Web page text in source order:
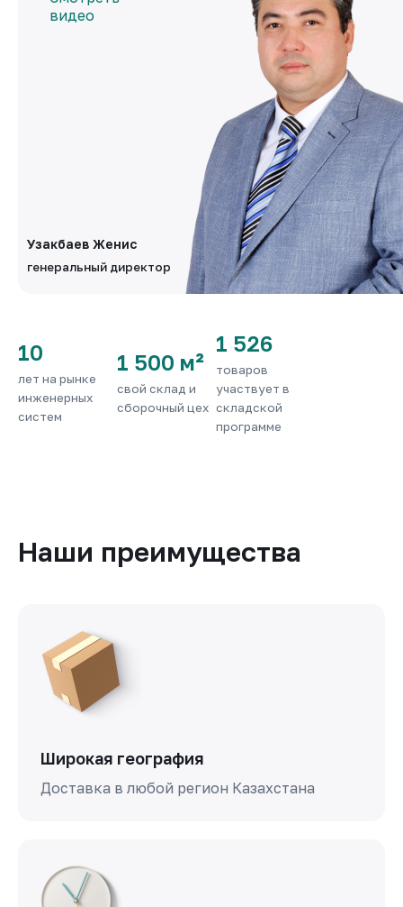
видео
Узакбаев Женис
генеральный директор
10
лет на рынке
инженерных
систем
1 500 м²
свой склад и
сборочный цех
1 526
товаров
участвует в
складской
программе
Наши преимущества
Широкая география
Доставка в любой регион Казахстана